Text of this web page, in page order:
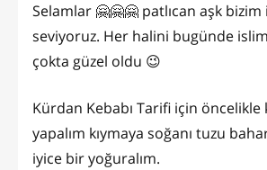
Selamlar 🤗🤗🤗 patlıcan aşk
seviyoruz. Her halini bugünde
çokta güzel oldu 😉
Kürdan Kebabı Tarifi için
yapalım kıymaya soğanı tuzu
iyice bir yoğuralım.